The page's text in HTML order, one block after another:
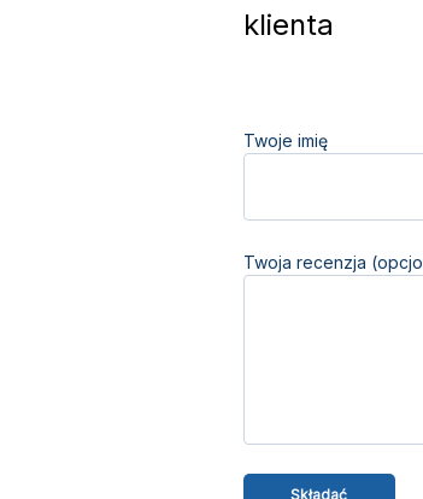
klienta
Twoje imię
Twoja recenzja